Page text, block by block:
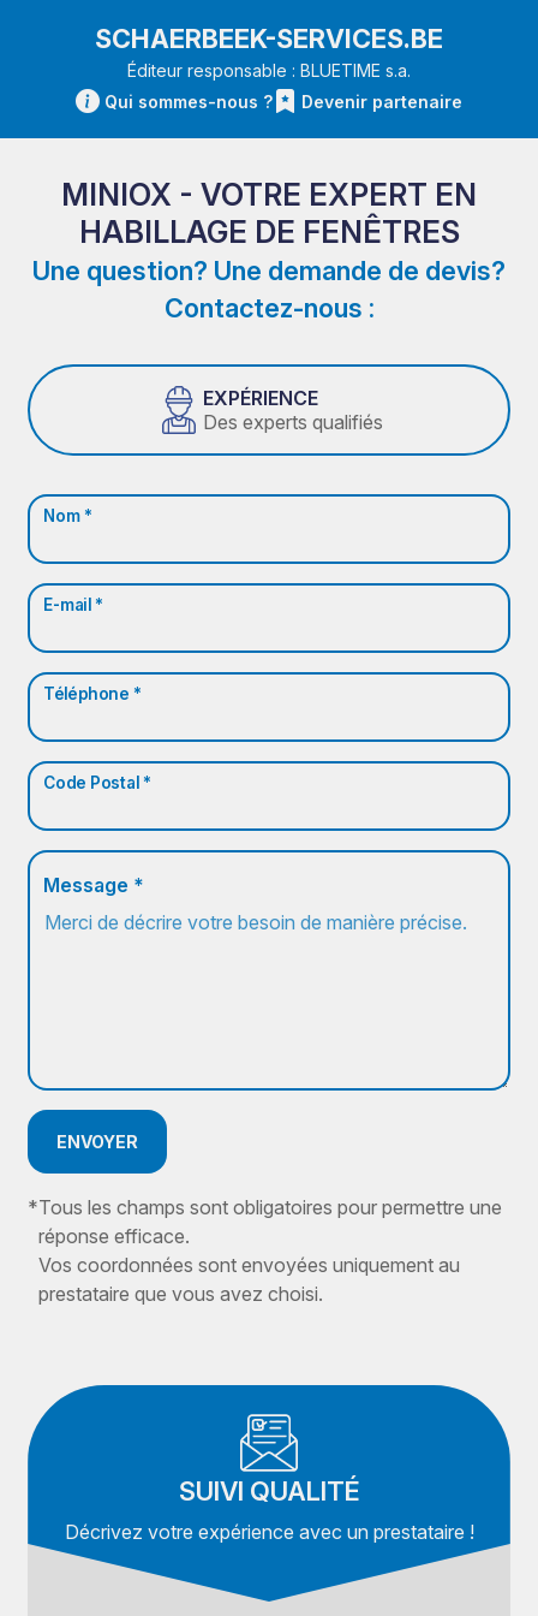
SCHAERBEEK-SERVICES.BE
Éditeur responsable : BLUETIME s.a.
Qui sommes-nous ?
Devenir partenaire
MINIOX - VOTRE EXPERT EN
HABILLAGE DE FENÊTRES
Une question? Une demande de devis?
Contactez-nous :
EXPÉRIENCE
Des experts qualifiés
Nom *
E-mail *
Téléphone *
Code Postal *
Message *
ENVOYER
*Tous les champs sont obligatoires pour permettre une
réponse efficace.
Vos coordonnées sont envoyées uniquement au
prestataire que vous avez choisi.
SUIVI QUALITÉ
Décrivez votre expérience avec un prestataire !